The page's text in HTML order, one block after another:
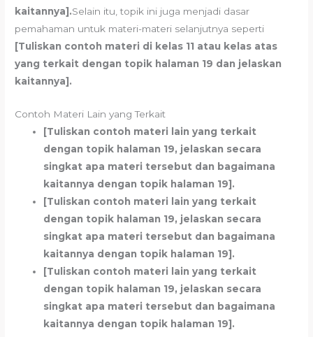
kaitannya].Selain itu, topik ini juga menjadi dasar
pemahaman untuk materi-materi selanjutnya seperti
[Tuliskan contoh materi di kelas 11 atau kelas atas
yang terkait dengan topik halaman 19 dan jelaskan
kaitannya].
Contoh Materi Lain yang Terkait
[Tuliskan contoh materi lain yang terkait
dengan topik halaman 19, jelaskan secara
singkat apa materi tersebut dan bagaimana
kaitannya dengan topik halaman 19].
[Tuliskan contoh materi lain yang terkait
dengan topik halaman 19, jelaskan secara
singkat apa materi tersebut dan bagaimana
kaitannya dengan topik halaman 19].
[Tuliskan contoh materi lain yang terkait
dengan topik halaman 19, jelaskan secara
singkat apa materi tersebut dan bagaimana
kaitannya dengan topik halaman 19].